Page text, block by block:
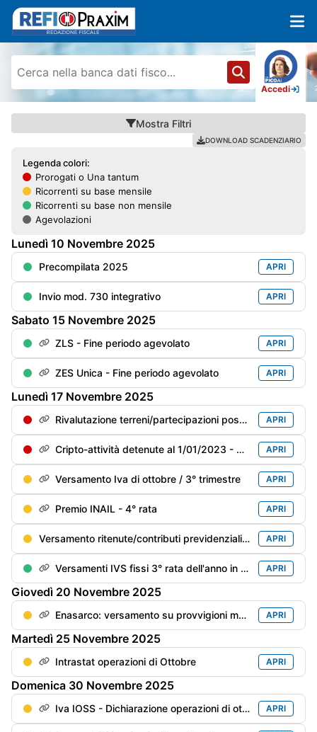
Accedi
Mostra Filtri
DOWNLOAD SCADENZIARIO
Legenda colori:
Prorogati o Una tantum
Ricorrenti su base mensile
Ricorrenti su base non mensile
Agevolazioni
Lunedì 10 Novembre 2025
Precompilata 2025 APRI
Invio mod. 730 integrativo APRI
Sabato 15 Novembre 2025
ZLS - Fine periodo agevolato APRI
ZES Unica - Fine periodo agevolato APRI
Lunedì 17 Novembre 2025
Rivalutazione terreni/partecipazioni posseduti al 1/01/2023: 3° rata APRI
Cripto-attività detenute al 1/01/2023 - Rideterminazione di valore: 3° rata (ultima) dell'imposta sostitutiva (del 14%) APRI
Versamento Iva di ottobre / 3° trimestre APRI
Premio INAIL - 4° rata APRI
Versamento ritenute/contributi previdenziali del mese di ottobre APRI
Versamenti IVS fissi 3° rata dell'anno in corso APRI
Giovedì 20 Novembre 2025
Enasarco: versamento su provvigioni maturate nel 3° trimestre APRI
Martedì 25 Novembre 2025
Intrastat operazioni di Ottobre APRI
Domenica 30 Novembre 2025
Iva IOSS - Dichiarazione operazioni di ottobre APRI